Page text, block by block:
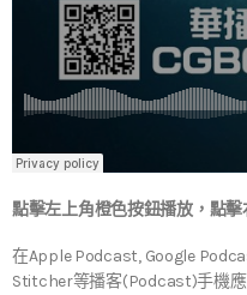
點擊左上角橙色按鈕播放，點
在Apple Podcast, Google
Stitcher等播客(Podcast)手機應